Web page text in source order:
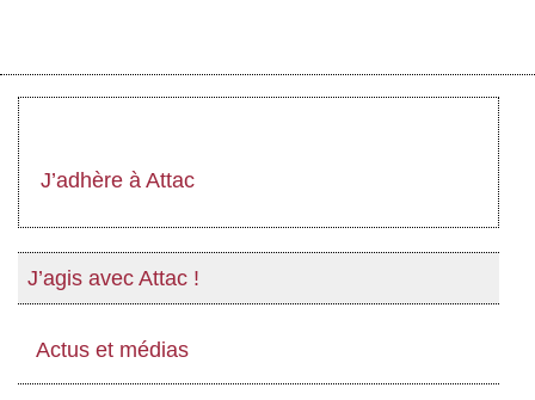
J’adhère à Attac
J’agis avec Attac !
Actus et médias